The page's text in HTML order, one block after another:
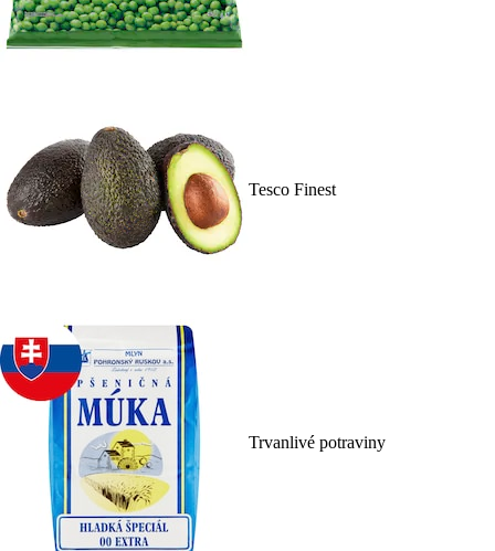
Tesco Finest
Trvanlivé potraviny